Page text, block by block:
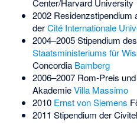
Center/Harvard University
2002 Residenzstipendium
derCité Internationale
2004–2005 Stipendium des
Staatsministeriums für
Concordia Bamberg
2006–2007 Rom-Preis
AkademieVilla Massimo
2010 Ernst von Siemens
2011 Stipendium der